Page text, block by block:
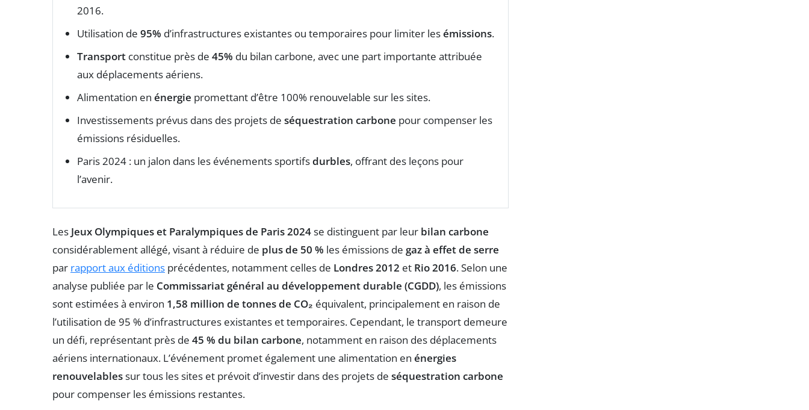
2016.
Utilisation de 95% d’infrastructures existantes ou temporaires pour limiter lesémissions.
Transport constitue près de 45% du bilan carbone, avec une part importante attribuée
aux déplacements aériens.
Alimentation en énergie promettant d’être 100% renouvelable sur les sites.
Investissements prévus dans des projets de séquestration carbone pour compenser les
émissions résiduelles.
Paris 2024 : un jalon dans les événements sportifsdurbles, offrant des leçons pour
l’avenir.
Les Jeux Olympiques et Paralympiques de Paris 2024se distinguent par leur bilan carbone
considérablement allégé, visant à réduire de plus de 50 % les émissions de gaz à effet de serre
par rapport aux éditions précédentes, notamment celles de Londres 2012 et Rio 2016. Selon une
analyse publiée par le Commissariat général au développement durable (CGDD), les émissions
sont estimées à environ 1,58 million de tonnes de CO₂ équivalent, principalement en raison de
l’utilisation de 95 % d’infrastructures existantes et temporaires. Cependant, le transport demeure
un défi, représentant près de 45 % du bilan carbone, notamment en raison des déplacements
aériens internationaux. L’événement promet également une alimentation en énergies
renouvelablessur tous les sites et prévoit d’investir dans des projets de séquestration carbone
pour compenser les émissions restantes.